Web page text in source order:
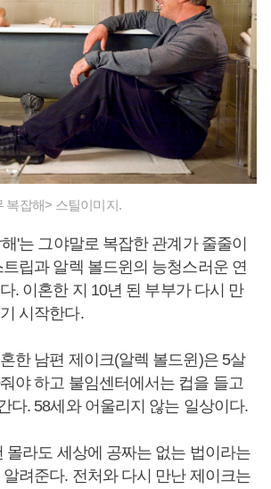
복잡해> 스틸이미지.
'는 그야말로 복잡한 관계가 줄줄이
립과 알렉 볼드윈의 능청스러운 연
. 이혼한 지 10년 된 부부가 다시 만
시작한다.
한 남편 제이크(알렉 볼드윈)은 5살
야 하고 불임센터에서는 컵을 들고
다. 58세와 어울리지 않는 일상이다.
몰라도 세상에 공짜는 없는 법이라는
려준다. 전처와 다시 만난 제이크는